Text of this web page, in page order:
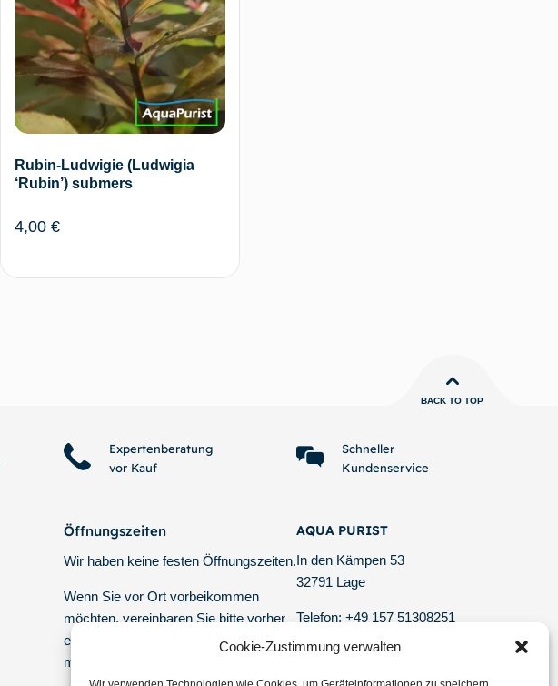
Cookie-Zustimmung verwalten
Rubin-Ludwigie (Ludwigia
‘Rubin’) submers
4,00 €
BACK TO TOP
Expertenberatung
vor Kauf
Schneller
Kundenservice
Öffnungszeiten
Wir haben keine festen Öffnungszeiten.
Wenn Sie vor Ort vorbeikommen
möchten, vereinbaren Sie bitte vorher
einen Termin per Mail oder telefonisch
mit uns.
AQUA PURIST
In den Kämpen 53
32791 Lage
Telefon: +49 157 51308251
E-Mail: info @ aquapurist.de